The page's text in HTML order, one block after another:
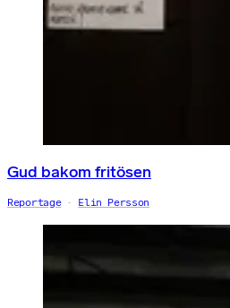
Gud bakom fritösen
Reportage Elin Persson